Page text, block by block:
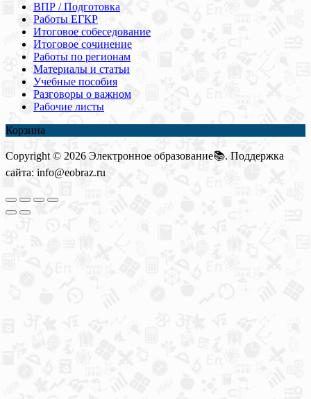
ВПР / Подготовка
Работы ЕГКР
Итоговое собеседование
Итоговое сочинение
Работы по регионам
Материалы и статьи
Учебные пособия
Разговоры о важном
Рабочие листы
Корзина
Copyright © 2026 Электронное образование📚. Поддержка
сайта: info@eobraz.ru